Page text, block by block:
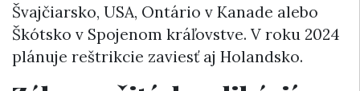
Švajčiarsko, USA, Ontário v Kanade alebo
Škótsko v Spojenom kráľovstve. V roku 2024
plánuje reštrikcie zaviesť aj Holandsko.